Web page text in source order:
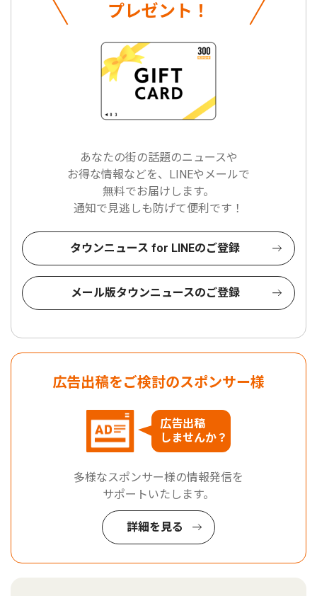
プレゼント！
あなたの街の話題のニュースや
お得な情報などを、LINEやメールで
無料でお届けします。
通知で見逃しも防げて便利です！
タウンニュース for LINEのご登録
メール版タウンニュースのご登録
広告出稿をご検討のスポンサー様
広告出稿
しませんか？
多様なスポンサー様の情報発信を
サポートいたします。
詳細を見る